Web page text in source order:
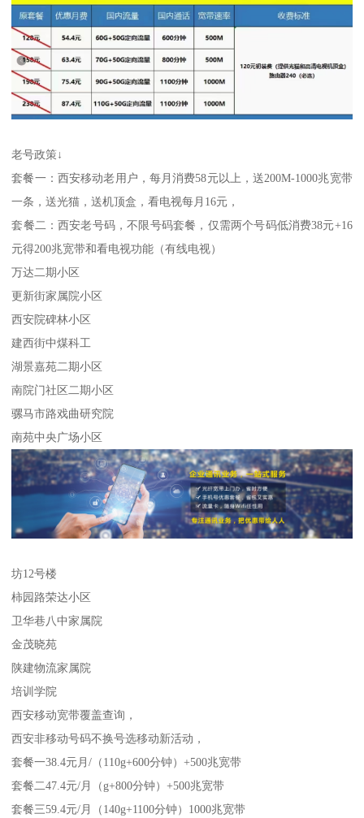
老号政策↓
套餐一：西安移动老用户，每月消费58元以上，送200M-1000兆宽带
一条，送光猫，送机顶盒，看电视每月16元，
套餐二：西安老号码，不限号码套餐，仅需两个号码低消费38元+16
元得200兆宽带和看电视功能（有线电视）
万达二期小区
更新街家属院小区
西安院碑林小区
建西街中煤科工
湖景嘉苑二期小区
南院门社区二期小区
骡马市路戏曲研究院
南苑中央广场小区
坊12号楼
柿园路荣达小区
卫华巷八中家属院
金茂晓苑
陕建物流家属院
培训学院
西安移动宽带覆盖查询，
西安非移动号码不换号选移动新活动，
套餐一38.4元月/（110g+600分钟）+500兆宽带
套餐二47.4元/月（g+800分钟）+500兆宽带
套餐三59.4元/月（140g+1100分钟）1000兆宽带